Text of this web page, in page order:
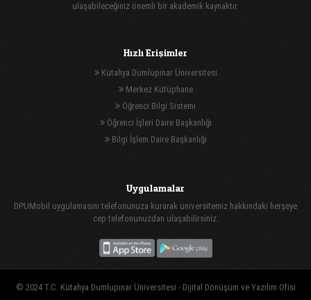
ulaşabileceğiniz önemli bir akademik kaynaktır.
Hızlı Erişimler
Kütahya Dumlupınar Üniversitesi
Merkez Kütüphane
Öğrenci Bilgi Sistemi
Öğrenci İşleri Daire Başkanlığı
Bilgi İşlem Daire Başkanlığı
Uygulamalar
DPUMobil uygulamasını telefonunuza kurarak üniversitemiz hakkındaki herşeye
cep telefonunuzdan ulaşabilirsiniz.
© 2024 T.C. Kütahya Dumlupınar Üniversitesi - Dijital Dönüşüm ve Yazılım Ofisi